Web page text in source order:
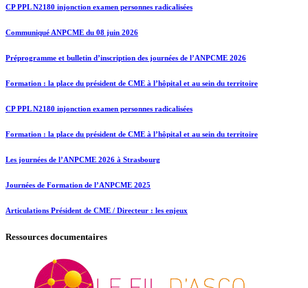
CP PPL N2180 injonction examen personnes radicalisées
Communiqué ANPCME du 08 juin 2026
Préprogramme et bulletin d’inscription des journées de l’ANPCME 2026
Formation : la place du président de CME à l’hôpital et au sein du territoire
CP PPL N2180 injonction examen personnes radicalisées
Formation : la place du président de CME à l’hôpital et au sein du territoire
Les journées de l’ANPCME 2026 à Strasbourg
Journées de Formation de l’ANPCME 2025
Articulations Président de CME / Directeur : les enjeux
Ressources documentaires